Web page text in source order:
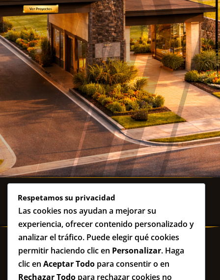
UBICANOS EN
EMBAJADA CLUV360 – EDIFICIO CORPORATIVO
Manuel Asencio Segura 211 – Los olivos – Lima –
Respetamos su privacidad
Las cookies nos ayudan a mejorar su
experiencia, ofrecer contenido personalizado y
analizar el tráfico. Puede elegir qué cookies
permitir haciendo clic en Personalizar. Haga
clic en Aceptar Todo para consentir o en
Rechazar Todo para rechazar cookies no